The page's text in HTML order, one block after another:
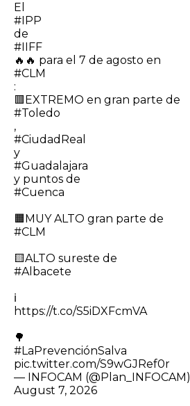
El
#IPP
de
#IIFF
🔥🔥 para el 7 de agosto en
#CLM
:
🟥EXTREMO en gran parte de
#Toledo
,
#CiudadReal
y
#Guadalajara
y puntos de
#Cuenca
🟧MUY ALTO gran parte de
#CLM
🟨ALTO sureste de
#Albacete
ℹ️
https://t.co/S5iDXFcmVA
🌳
#LaPrevenciónSalva
pic.twitter.com/S9wGJRef0r
— INFOCAM (@Plan_INFOCAM)
August 7, 2026